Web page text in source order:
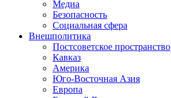
Медиа
Безопасность
Социальная сфера
Внешполитика
Постсоветское пространство
Кавказ
Америка
Юго-Восточная Азия
Европа